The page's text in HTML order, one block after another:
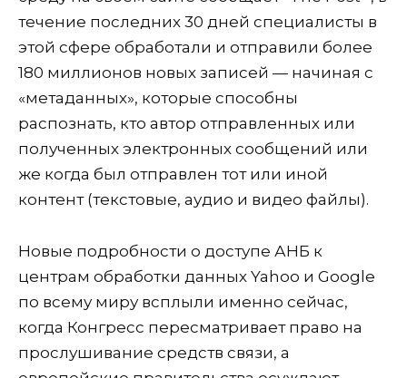
течение последних 30 дней специалисты в
этой сфере обработали и отправили более
180 миллионов новых записей — начиная с
«метаданных», которые способны
распознать, кто автор отправленных или
полученных электронных сообщений или
же когда был отправлен тот или иной
контент (текстовые, аудио и видео файлы).
Новые подробности о доступе АНБ к
центрам обработки данных Yahoo и Google
по всему миру всплыли именно сейчас,
когда Конгресс пересматривает право на
прослушивание средств связи, а